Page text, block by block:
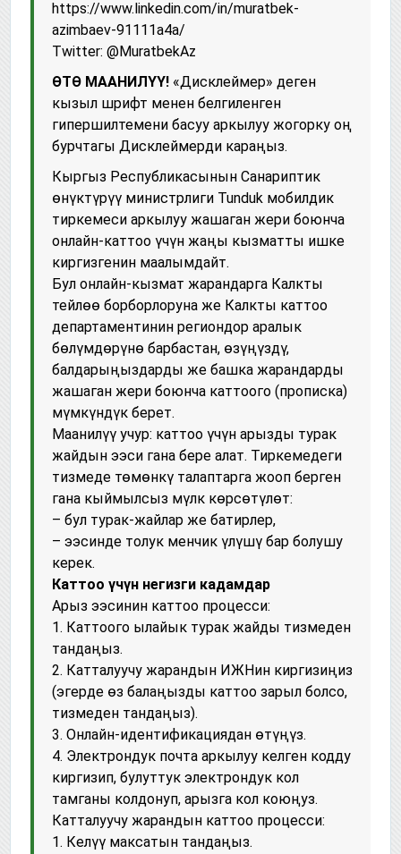
https://www.linkedin.com/in/muratbek-
azimbaev-91111a4a/
Twitter: @MuratbekAz
ӨТӨ МААНИЛҮҮ! «Дисклеймер» деген
кызыл шрифт менен белгиленген
гипершилтемени басуу аркылуу жогорку оң
бурчтагы Дисклеймерди караңыз.
Кыргыз Республикасынын Санариптик
өнүктүрүү министрлиги Tunduk мобилдик
тиркемеси аркылуу жашаган жери боюнча
онлайн-каттоо үчүн жаңы кызматты ишке
киргизгенин маалымдайт.
Бул онлайн-кызмат жарандарга Калкты
тейлөө борборлоруна же Калкты каттоо
департаментинин региондор аралык
бөлүмдөрүнө барбастан, өзүңүздү,
балдарыңыздарды же башка жарандарды
жашаган жери боюнча каттоого (прописка)
мүмкүндүк берет.
Маанилүү учур: каттоо үчүн арызды турак
жайдын ээси гана бере алат. Тиркемедеги
тизмеде төмөнкү талаптарга жооп берген
гана кыймылсыз мүлк көрсөтүлөт:
– бул турак-жайлар же батирлер,
– ээсинде толук менчик үлүшү бар болушу
керек.
Каттоо үчүн негизги кадамдар
Арыз ээсинин каттоо процесси:
1. Каттоого ылайык турак жайды тизмеден
тандаңыз.
2. Катталуучу жарандын ИЖНин киргизиңиз
(эгерде өз балаңызды каттоо зарыл болсо,
тизмеден тандаңыз).
3. Онлайн-идентификациядан өтүңүз.
4. Электрондук почта аркылуу келген кодду
киргизип, булуттук электрондук кол
тамганы колдонуп, арызга кол коюңуз.
Катталуучу жарандын каттоо процесси:
1. Келүү максатын тандаңыз.